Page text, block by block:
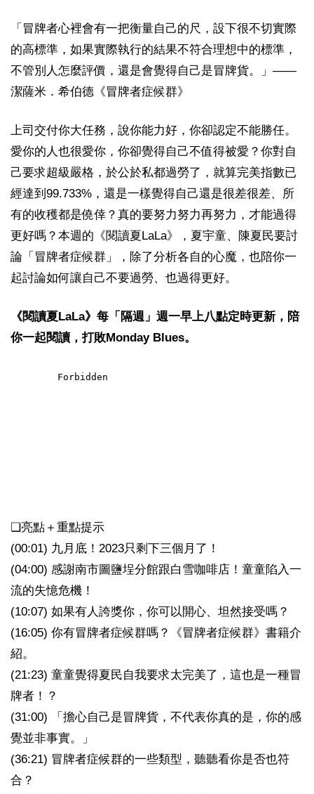
「冒牌者心裡會有一把衡量自己的尺，設下很不切實際
的高標準，如果實際執行的結果不符合理想中的標準，
不管別人怎麼評價，還是會覺得自己是冒牌貨。」——
潔薩米．希伯德《冒牌者症候群》
上司交付你大任務，說你能力好，你卻認定不能勝任。
愛你的人也很愛你，你卻覺得自己不值得被愛？你對自
己要求超級嚴格，於公於私都過勞了，就算完美指數已
經達到99.733%，還是一樣覺得自己還是很差很差、所
有的收穫都是僥倖？真的要努力努力再努力，才能過得
更好嗎？本週的《閱讀夏LaLa》，夏宇童、陳夏民要討
論「冒牌者症候群」，除了分析各自的心魔，也陪你一
起討論如何讓自己不要過勞、也過得更好。
《閱讀夏LaLa》每「隔週」週一早上八點定時更新，陪
你一起閱讀，打敗Monday Blues。
❏亮點＋重點提示
(00:01) 九月底！2023只剩下三個月了！
(04:00) 感謝南市圖鹽埕分館跟白雪咖啡店！童童陷入一
流的失憶危機！
(10:07) 如果有人誇獎你，你可以開心、坦然接受嗎？
(16:05) 你有冒牌者症候群嗎？《冒牌者症候群》書籍介
紹。
(21:23) 童童覺得夏民自我要求太完美了，這也是一種冒
牌者！？
(31:00) 「擔心自己是冒牌貨，不代表你真的是，你的感
覺並非事實。」
(36:21) 冒牌者症候群的一些類型，聽聽看你是否也符
合？